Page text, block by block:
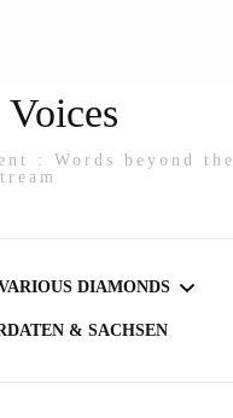
: Words beyond the
DIAMONDS
& SACHSEN